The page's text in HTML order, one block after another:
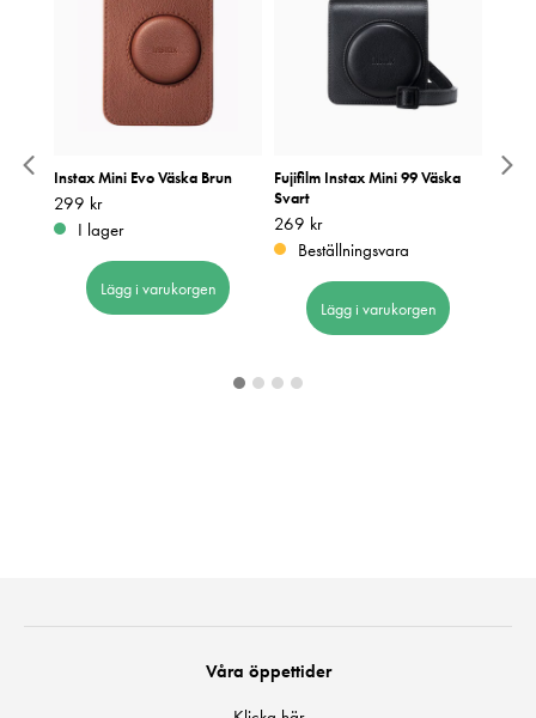
Instax Mini Evo Väska Brun
Pris: 299 kr
299 kr
I lager
Lägg i varukorgen
Fujifilm Instax Mini 99 Väska
Svart
Pris: 269 kr
269 kr
Beställningsvara
Lägg i varukorgen
Våra öppettider